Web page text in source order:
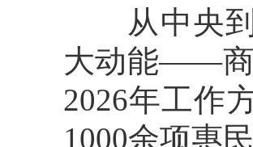
从中央
大动能——商
2026年工作
1000余项惠